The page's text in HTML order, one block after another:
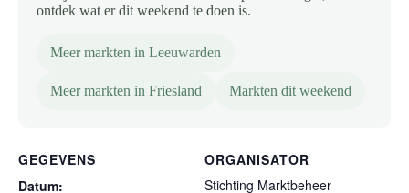
ontdek wat er dit weekend te doen is.
Meer markten in Leeuwarden
Meer markten in Friesland Markten dit weekend
GEGEVENS
Datum:
ORGANISATOR
Stichting Marktbeheer